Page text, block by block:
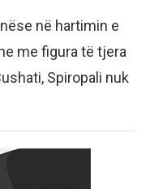
në hartimin e
me figura të tjera
Spiropali nuk